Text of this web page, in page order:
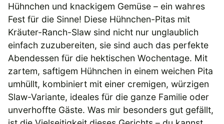
Hühnchen und knackigem Gemüse – ein wahres
Fest für die Sinne! Diese Hühnchen-Pitas mit
Kräuter-Ranch-Slaw sind nicht nur unglaublich
einfach zuzubereiten, sie sind auch das perfekte
Abendessen für die hektischen Wochentage. Mit
zartem, saftigem Hühnchen in einem weichen Pita
umhüllt, kombiniert mit einer cremigen, würzigen
Slaw-Variante, ideales für die ganze Familie oder
unverhoffte Gäste. Was mir besonders gut gefällt,